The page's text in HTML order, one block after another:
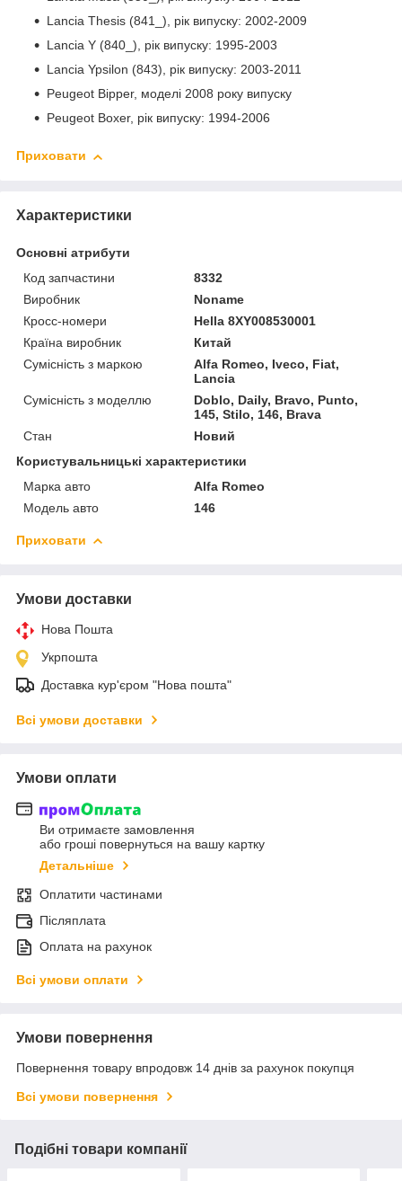
Lancia Thesis (841_), рік випуску: 2002-2009
Lancia Y (840_), рік випуску: 1995-2003
Lancia Ypsilon (843), рік випуску: 2003-2011
Peugeot Bipper, моделі 2008 року випуску
Peugeot Boxer, рік випуску: 1994-2006
Приховати
Характеристики
Основні атрибути
Код запчастини
8332
Виробник
Noname
Кросс-номери
Hella 8XY008530001
Країна виробник
Китай
Сумісність з маркою
Alfa Romeo, Iveco, Fiat,
Lancia
Сумісність з моделлю
Doblo, Daily, Bravo, Punto,
145, Stilo, 146, Brava
Стан
Новий
Користувальницькі характеристики
Марка авто
Alfa Romeo
Модель авто
146
Приховати
Умови доставки
Нова Пошта
Укрпошта
Доставка кур'єром "Нова пошта"
Всі умови доставки
Умови оплати
Ви отримаєте замовлення
або гроші повернуться на вашу картку
Детальніше
Оплатити частинами
Післяплата
Оплата на рахунок
Всі умови оплати
Умови повернення
Повернення товару впродовж 14 днів за рахунок покупця
Всі умови повернення
Подібні товари компанії